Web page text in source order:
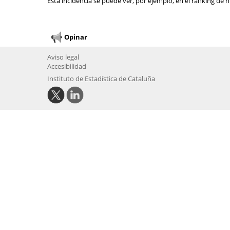
Opinar
Aviso legal
Accesibilidad
Instituto de Estadística de Cataluña